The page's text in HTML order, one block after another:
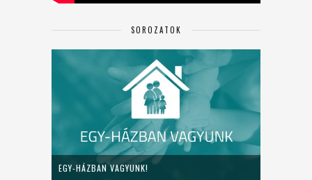
SOROZATOK
EGY-HÁZBAN VAGYUNK!